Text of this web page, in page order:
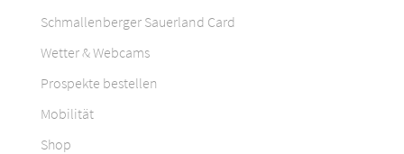
Schmallenberger Sauerland Card
Wetter & Webcams
Prospekte bestellen
Mobilität
Shop